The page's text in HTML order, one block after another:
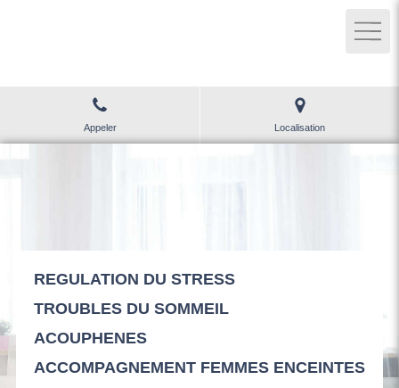
Appeler Localisation
REGULATION DU STRESS
TROUBLES DU SOMMEIL
ACOUPHENES
ACCOMPAGNEMENT FEMMES ENCEINTES